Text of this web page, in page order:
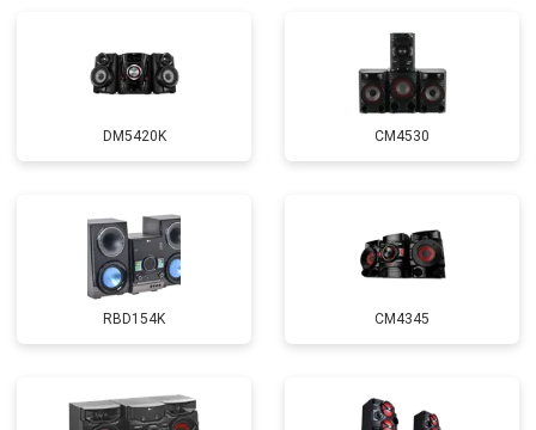
DM5420K CM4530
RBD154K CM4345